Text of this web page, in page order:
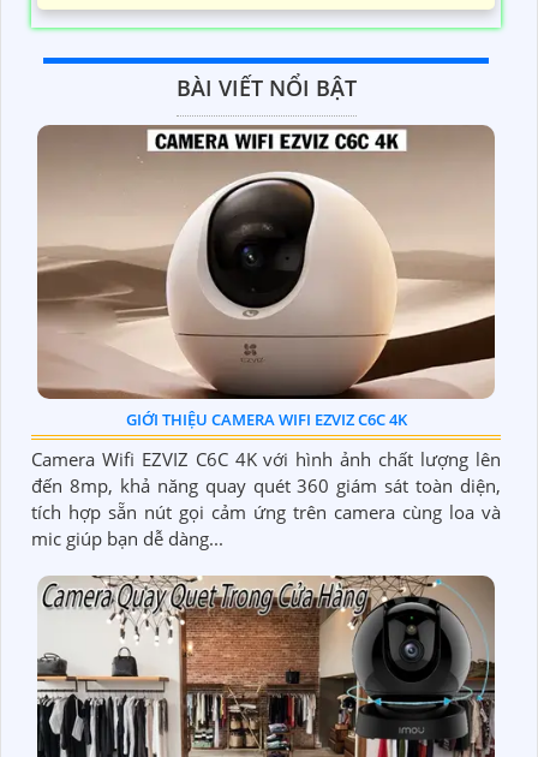
BÀI VIẾT NỔI BẬT
GIỚI THIỆU CAMERA WIFI EZVIZ C6C 4K
Camera Wifi EZVIZ C6C 4K với hình ảnh chất lượng lên
đến 8mp, khả năng quay quét 360 giám sát toàn diện,
tích hợp sẵn nút gọi cảm ứng trên camera cùng loa và
mic giúp bạn dễ dàng...